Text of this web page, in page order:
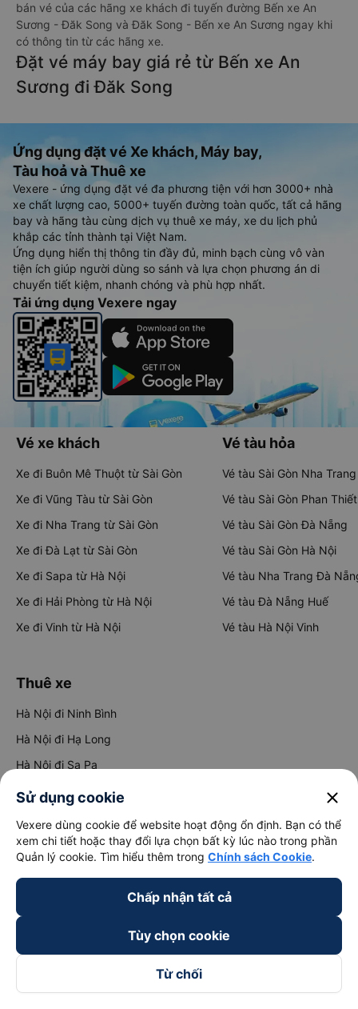
bán vé của các hãng xe khách đi tuyến đường Bến xe An
Sương - Đăk Song và Đăk Song - Bến xe An Sương ngay khi
có thông tin từ các hãng xe.
Đặt vé máy bay giá rẻ từ Bến xe An
Sương đi Đăk Song
Ứng dụng đặt vé Xe khách, Máy bay,
Tàu hoả và Thuê xe
Vexere - ứng dụng đặt vé đa phương tiện với hơn 3000+ nhà
xe chất lượng cao, 5000+ tuyến đường toàn quốc, tất cả hãng
bay và hãng tàu cùng dịch vụ thuê xe máy, xe du lịch phủ
khắp các tỉnh thành tại Việt Nam.
Ứng dụng hiển thị thông tin đầy đủ, minh bạch cùng vô vàn
tiện ích giúp người dùng so sánh và lựa chọn phương án di
chuyển tiết kiệm, nhanh chóng và phù hợp nhất.
Tải ứng dụng Vexere ngay
Vé xe khách
Xe đi Buôn Mê Thuột từ Sài Gòn
Xe đi Vũng Tàu từ Sài Gòn
Xe đi Nha Trang từ Sài Gòn
Xe đi Đà Lạt từ Sài Gòn
Xe đi Sapa từ Hà Nội
Xe đi Hải Phòng từ Hà Nội
Xe đi Vinh từ Hà Nội
Vé tàu hỏa
Vé tàu Sài Gòn Nha Trang
Vé tàu Sài Gòn Phan Thiết
Vé tàu Sài Gòn Đà Nẵng
Vé tàu Sài Gòn Hà Nội
Vé tàu Nha Trang Đà
Vé tàu Đà Nẵng Huế
Vé tàu Hà Nội Vinh
Thuê xe
Hà Nội đi Ninh Bình
Hà Nội đi Hạ Long
Hà Nội đi Sa Pa
Hà Nội đi Tam Đảo
Đà Nẵng đi Huế
Hải Phòng đi Hà Nội
Xem tất cả tuyến đường
Sử dụng cookie close
Vexere dùng cookie để website hoạt động ổn định. Bạn có thể
xem chi tiết hoặc thay đổi lựa chọn bất kỳ lúc nào trong phần
Quản lý cookie. Tìm hiểu thêm trong Chính sách Cookie.
Chấp nhận tất cả
Tùy chọn cookie
Từ chối